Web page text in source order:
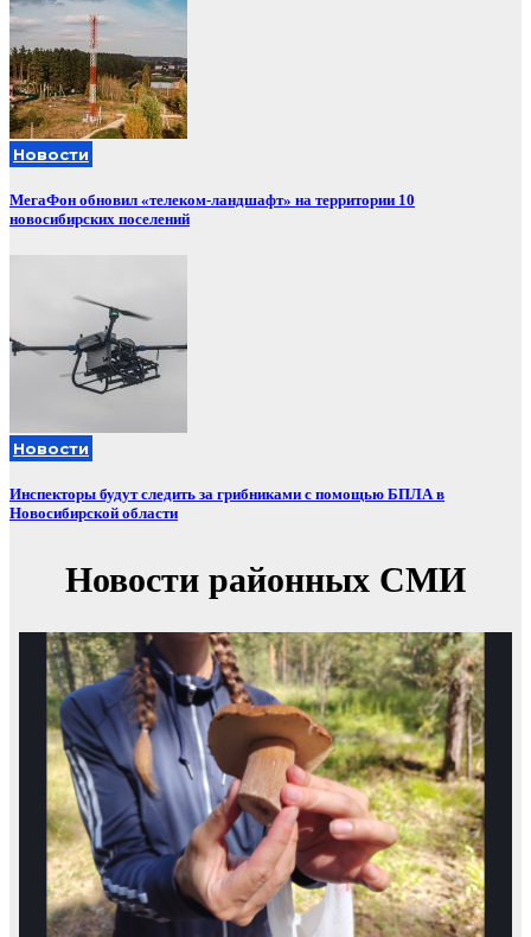
Новости
МегаФон обновил «телеком-ландшафт» на территории 10
новосибирских поселений
Новости
Инспекторы будут следить за грибниками с помощью БПЛА в
Новосибирской области